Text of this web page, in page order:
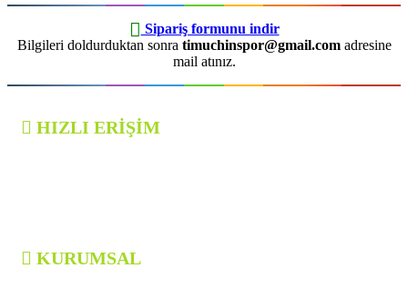
Sipariş formunu indir
Bilgileri doldurduktan sonra timuchinspor@gmail.comadresine
mail atınız.
HIZLI ERİŞİM
KURUMSAL